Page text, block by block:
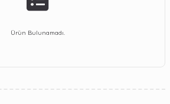
Ürün Bulunamadı.